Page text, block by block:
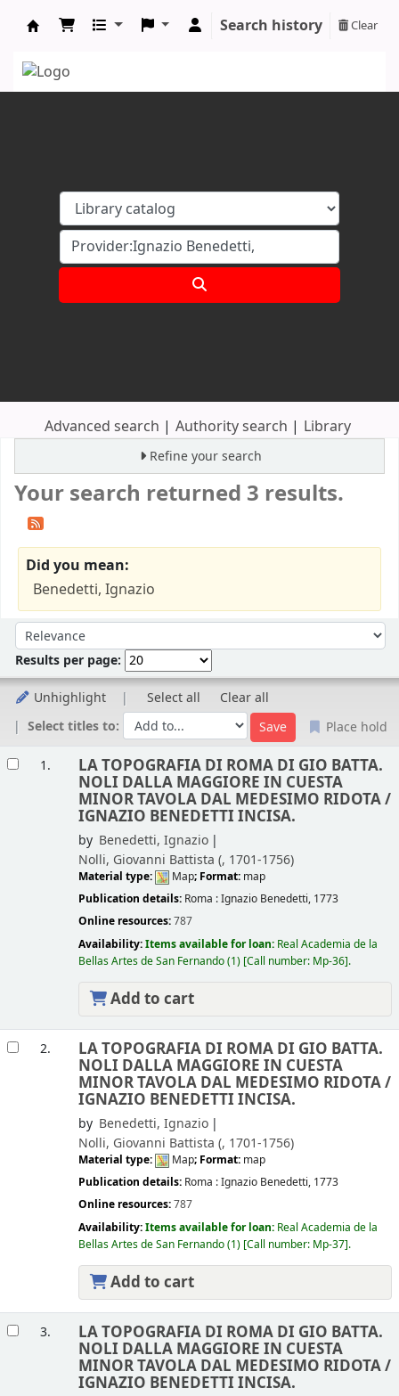
Search history Clear
Advanced search Authority search Library
Refine your search
Your search returned 3 results.
Did you mean:
Benedetti, Ignazio
Sort by:
Results per page:
Unhighlight Select all
Clear all
Select titles to:
Place hold
1. LA TOPOGRAFIA DI ROMA DI GIO BATTA.
NOLI DALLA MAGGIORE IN CUESTA
MINOR TAVOLA DAL MEDESIMO RIDOTA /
IGNAZIO BENEDETTI INCISA.
by Benedetti, Ignazio
Nolli, Giovanni Battista (, 1701-1756)
Material type: Map; Format: map
Publication details: Roma :Ignazio Benedetti, 1773
Online resources:787
Availability:Items available for loan: Real Academia de la
Bellas Artes de San Fernando(1) Call number: Mp-36 .
Add to cart
2. LA TOPOGRAFIA DI ROMA DI GIO BATTA.
NOLI DALLA MAGGIORE IN CUESTA
MINOR TAVOLA DAL MEDESIMO RIDOTA /
IGNAZIO BENEDETTI INCISA.
by Benedetti, Ignazio
Nolli, Giovanni Battista (, 1701-1756)
Material type: Map; Format: map
Publication details: Roma :Ignazio Benedetti, 1773
Online resources:787
Availability:Items available for loan: Real Academia de la
Bellas Artes de San Fernando(1) Call number: Mp-37 .
Add to cart
3. LA TOPOGRAFIA DI ROMA DI GIO BATTA.
NOLI DALLA MAGGIORE IN CUESTA
MINOR TAVOLA DAL MEDESIMO RIDOTA /
IGNAZIO BENEDETTI INCISA.